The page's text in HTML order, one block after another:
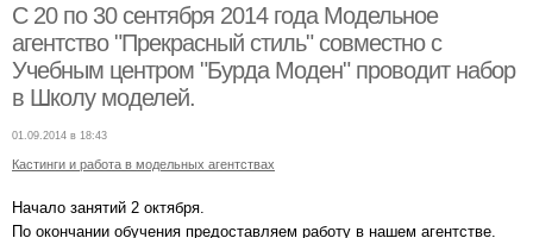
С 20 по 30 сентября 2014 года Модельное
агентство "Прекрасный стиль" совместно с
Учебным центром "Бурда Моден" проводит набор
в Школу моделей.
01.09.2014 в 18:43
Кастинги и работа в модельных агентствах
Начало занятий 2 октября.
По окончании обучения предоставляем работу в нашем агентстве.